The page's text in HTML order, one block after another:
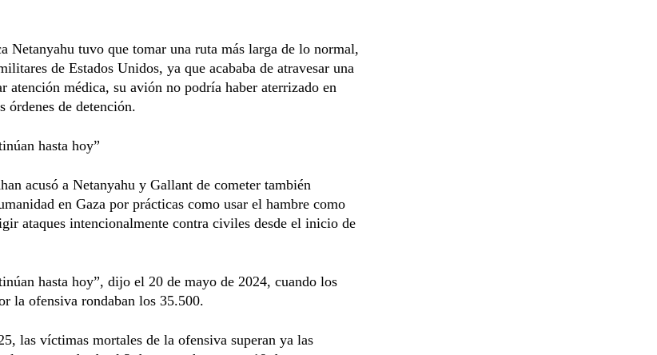
Netanyahu tuvo que tomar una ruta más larga de lo normal,
de Estados Unidos, ya que acababa de atravesar una
atención médica, su avión no podría haber aterrizado en
órdenes de detención.
hasta hoy”
acusó a Netanyahu y Gallant de cometer también
en Gaza por prácticas como usar el hambre como
ataques intencionalmente contra civiles desde el inicio de
hasta hoy”, dijo el 20 de mayo de 2024, cuando los
la ofensiva rondaban los 35.500.
las víctimas mortales de la ofensiva superan ya las